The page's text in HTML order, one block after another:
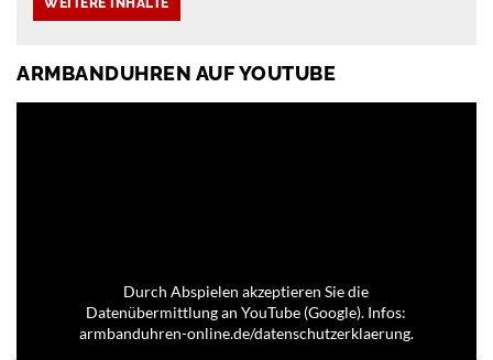
ARMBANDUHREN AUF YOUTUBE
Durch Abspielen akzeptieren Sie die
Datenübermittlung an YouTube (Google). Infos:
armbanduhren-online.de/datenschutzerklaerung.